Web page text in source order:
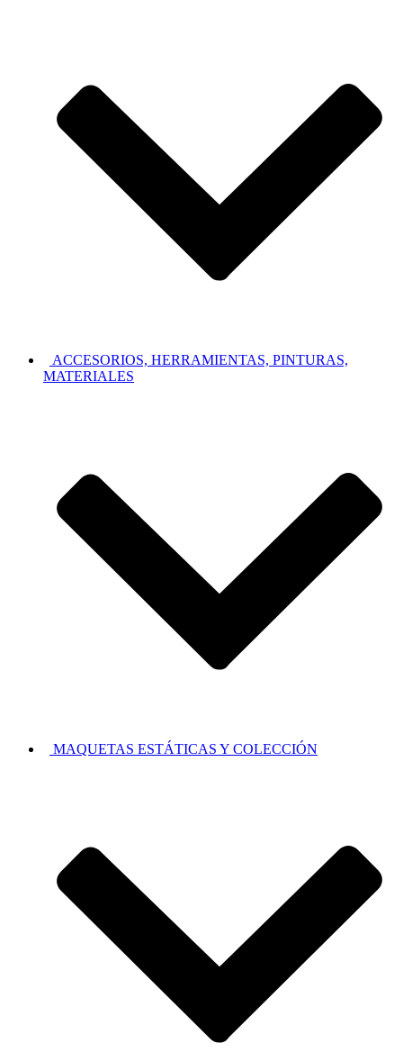
ACCESORIOS, HERRAMIENTAS, PINTURAS,
MATERIALES
MAQUETAS ESTÁTICAS Y COLECCIÓN